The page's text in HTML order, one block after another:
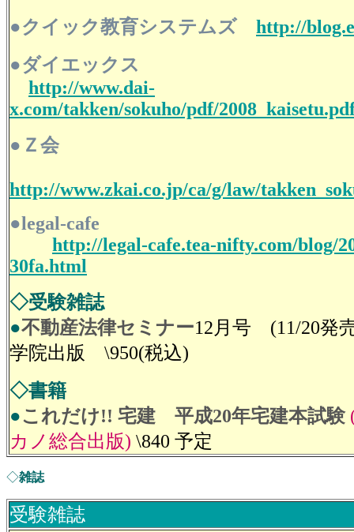
●クイック教育システムズ http://
●ダイエックス
http://www.dai-
x.com/takken/sokuho/pdf/
●Ｚ会
http://www.zkai.co.jp/ca/g/law/
●legal-cafe
http://legal-cafe.tea-nifty.com/blog/
30fa.html
◇受験雑誌
●不動産法律セミナー12月号 (11/20発
学院出版 \950(税込)
◇書籍
●これだけ!! 宅建 平成20年宅建本試験
カノ総合出版) \840 予定
◇雑誌
受験雑誌